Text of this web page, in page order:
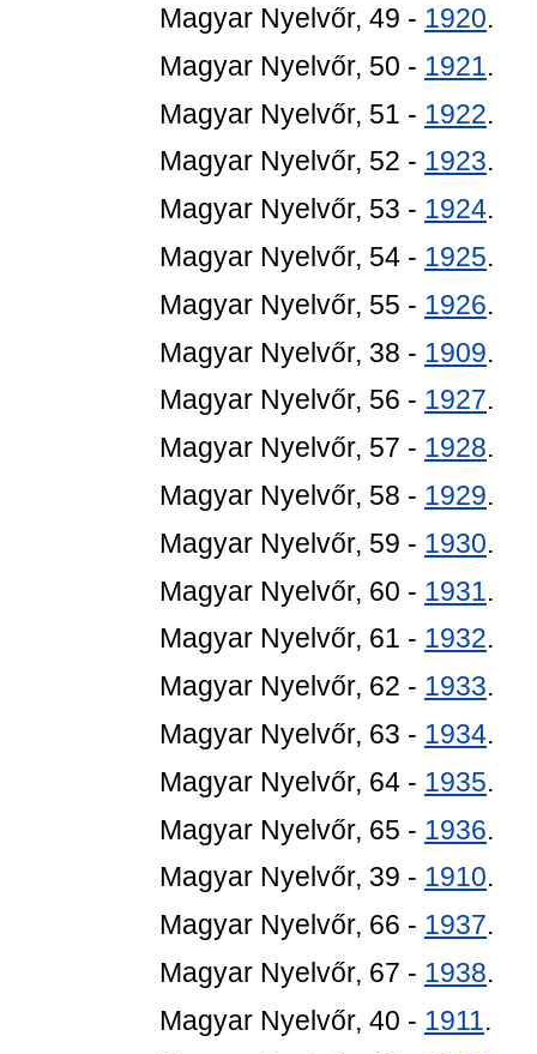
Magyar Nyelvőr, 49 - 1920.
Magyar Nyelvőr, 50 - 1921.
Magyar Nyelvőr, 51 - 1922.
Magyar Nyelvőr, 52 - 1923.
Magyar Nyelvőr, 53 - 1924.
Magyar Nyelvőr, 54 - 1925.
Magyar Nyelvőr, 55 - 1926.
Magyar Nyelvőr, 38 - 1909.
Magyar Nyelvőr, 56 - 1927.
Magyar Nyelvőr, 57 - 1928.
Magyar Nyelvőr, 58 - 1929.
Magyar Nyelvőr, 59 - 1930.
Magyar Nyelvőr, 60 - 1931.
Magyar Nyelvőr, 61 - 1932.
Magyar Nyelvőr, 62 - 1933.
Magyar Nyelvőr, 63 - 1934.
Magyar Nyelvőr, 64 - 1935.
Magyar Nyelvőr, 65 - 1936.
Magyar Nyelvőr, 39 - 1910.
Magyar Nyelvőr, 66 - 1937.
Magyar Nyelvőr, 67 - 1938.
Magyar Nyelvőr, 40 - 1911.